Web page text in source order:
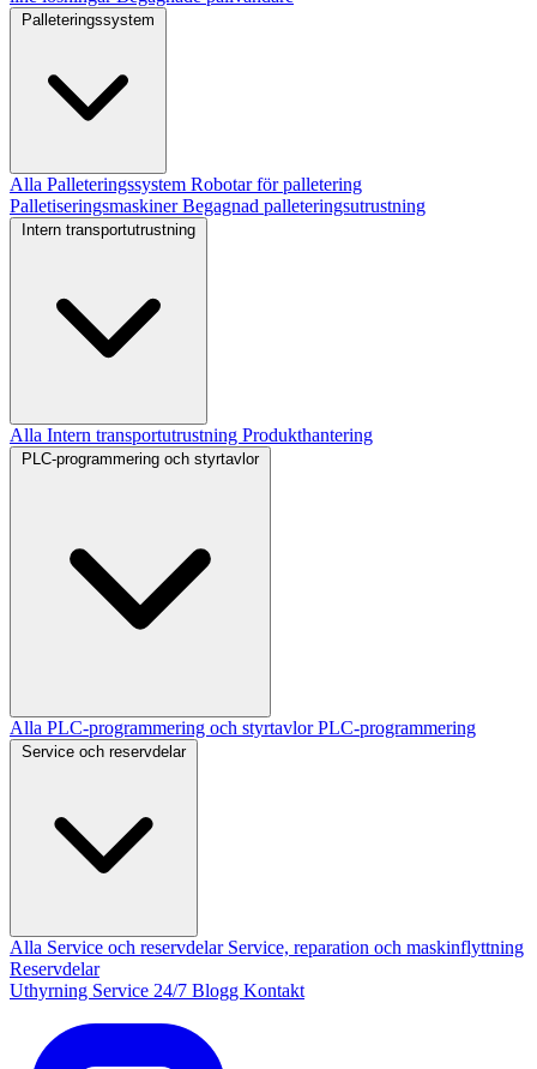
Palleteringssystem
Alla Palleteringssystem Robotar för palletering
PalletiseringsmaskinerBegagnad palleteringsutrustning
Intern transportutrustning
Alla Intern transportutrustning Produkthantering
PLC-programmering och styrtavlor
Alla PLC-programmering och styrtavlorPLC-programmering
Service och reservdelar
Alla Service och reservdelar Service, reparation och maskinflyttning
Reservdelar
Uthyrning Service 24/7 Blogg Kontakt